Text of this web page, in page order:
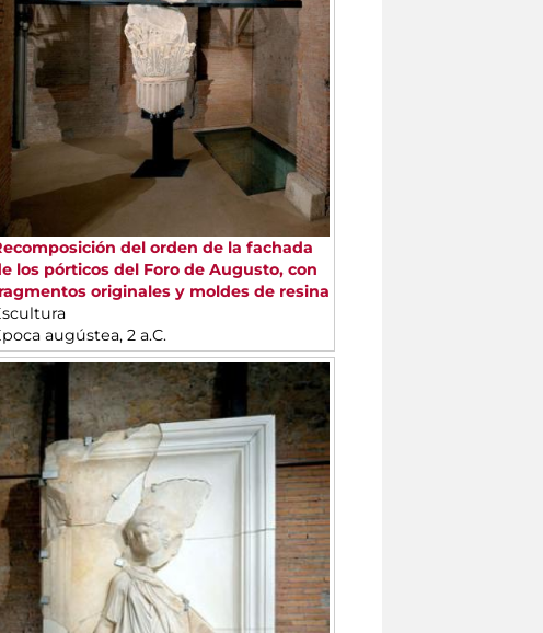
del orden de la fachada
los pórticos del Foro de Augusto, con
originales y moldes de resina
augústea, 2 a.C.